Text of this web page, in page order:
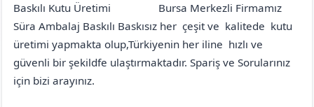
Baskılı Kutu Üretimi
Bursa Merkezli Firmamız
Süra Ambalaj Baskılı Baskısız her çeşit ve kalitede kutu
üretimi yapmakta olup,Türkiyenin her iline hızlı ve
güvenli bir şekildfe ulaştırmaktadır. Spariş ve Sorularınız
için bizi arayınız.